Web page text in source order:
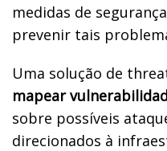
medidas de
prevenir tais
Uma solução de
mapear
sobre possíveis
direcionados à